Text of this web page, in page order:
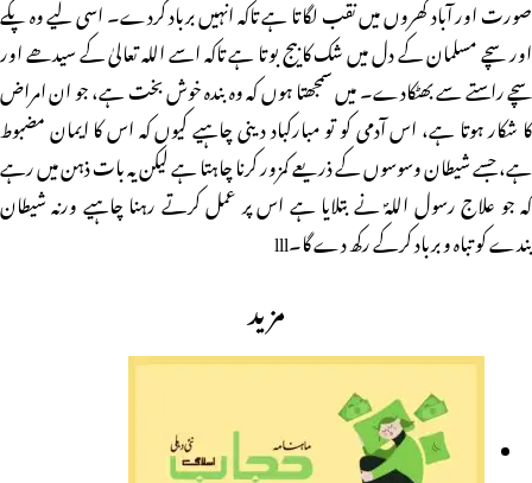
صورت اور آباد گھروں میں نقب لگاتا ہے تاکہ انہیں برباد کردے۔ اسی لیے وہ پکے
اور سچے مسلمان کے دل میں شک کا بیج بوتا ہے تاکہ اسے اللہ تعالیٰ کے سیدھے اور
سچے راستے سے بھٹکادے۔ میں سمجھتا ہوں کہ وہ بندہ خوش بخت ہے، جو ان امراض
کا شکار ہوتا ہے، اس آدمی کو تو مبارکباد دینی چاہیے کیوں کہ اس کا ایمان مضبوط
ہے، جسے شیطان وسوسوں کے ذریعے کمزور کرنا چاہتا ہے لیکن یہ بات ذہن میں رہے
کہ جو علاج رسول اللہؐ نے بتلایا ہے اس پر عمل کرتے رہنا چاہیے ورنہ شیطان
بندے کو تباہ و برباد کرکے رکھ دے گا۔lll
مزید